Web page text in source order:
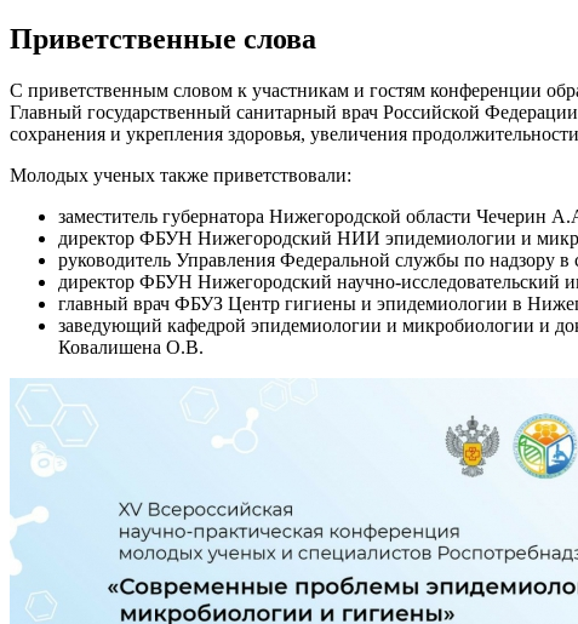
Приветственные слова
С приветственным словом к участникам и гостям конференции
Главный государственный санитарный врач Российской
сохранения и укрепления здоровья, увеличения
Молодых ученых также приветствовали:
заместитель губернатора Нижегородской области Чечерин
директор ФБУН Нижегородский НИИ эпидемиологии и
руководитель Управления Федеральной службы по надзору
директор ФБУН Нижегородский научно-исследовательский
главный врач ФБУЗ Центр гигиены и эпидемиологии в
заведующий кафедрой эпидемиологии и микробиологии и
Ковалишена О.В.